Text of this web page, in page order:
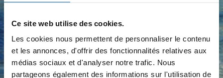
Ce site web utilise des cookies.
Les cookies nous permettent de personnaliser le contenu
et les annonces, d'offrir des fonctionnalités relatives aux
médias sociaux et d'analyser notre trafic. Nous
partageons également des informations sur l'utilisation de